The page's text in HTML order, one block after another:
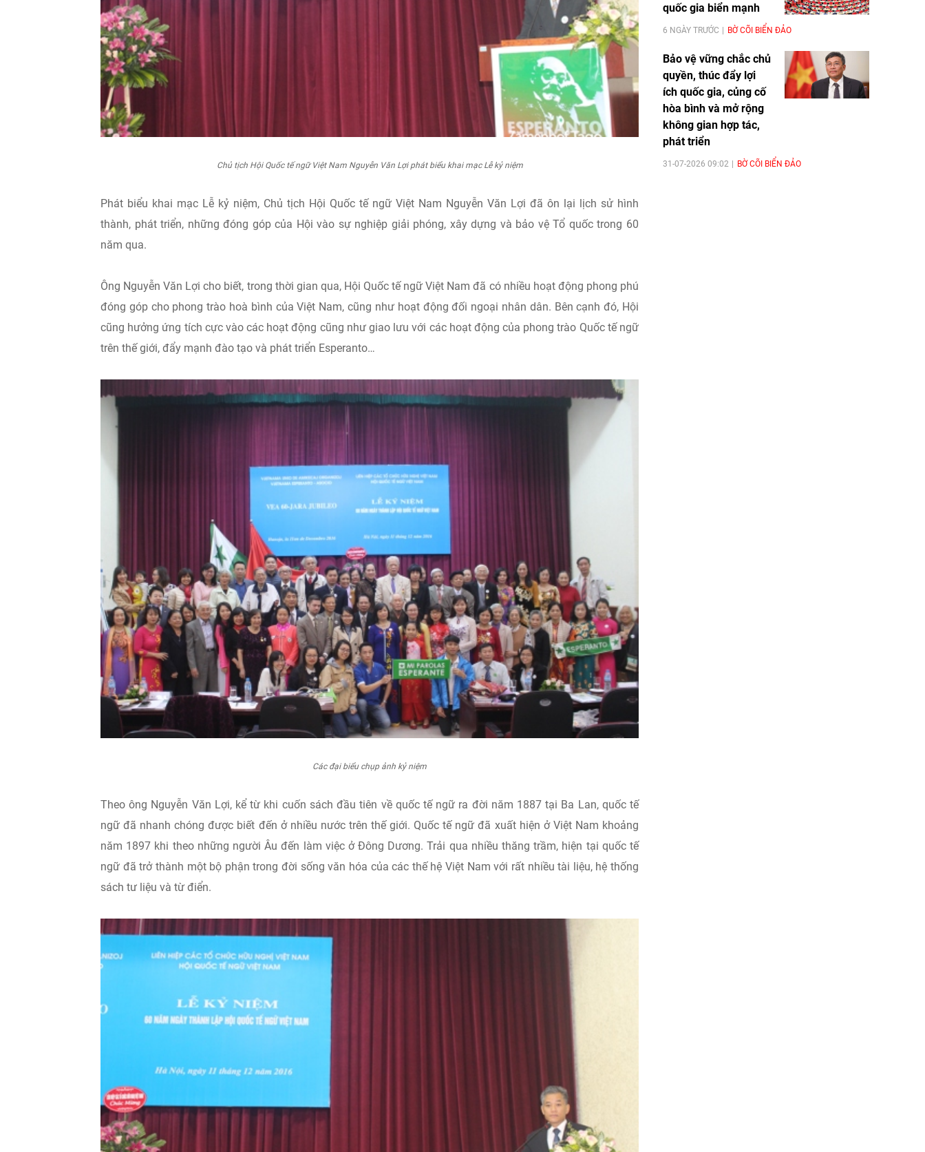
Chủ tịch Hội Quốc tế ngữ Việt Nam Nguyễn Văn Lợi phát biểu khai mạc Lễ kỷ niệm
Phát biểu khai mạc Lễ kỷ niệm, Chủ tịch Hội Quốc tế ngữ Việt Nam Nguyễn Văn Lợi đã ôn lại lịch sử hình
thành, phát triển, những đóng góp của Hội vào sự nghiệp giải phóng, xây dựng và bảo vệ Tổ quốc trong 60
năm qua.
Ông Nguyễn Văn Lợi cho biết, trong thời gian qua, Hội Quốc tế ngữ Việt Nam đã có nhiều hoạt động phong phú
đóng góp cho phong trào hoà bình của Việt Nam, cũng như hoạt động đối ngoại nhân dân. Bên cạnh đó, Hội
cũng hưởng ứng tích cực vào các hoạt động cũng như giao lưu với các hoạt động của phong trào Quốc tế ngữ
trên thế giới, đẩy mạnh đào tạo và phát triển Esperanto…
Các đại biểu chụp ảnh kỷ niệm
Theo ông Nguyễn Văn Lợi, kể từ khi cuốn sách đầu tiên về quốc tế ngữ ra đời năm 1887 tại Ba Lan, quốc tế
ngữ đã nhanh chóng được biết đến ở nhiều nước trên thế giới. Quốc tế ngữ đã xuất hiện ở Việt Nam khoảng
năm 1897 khi theo những người Âu đến làm việc ở Đông Dương. Trải qua nhiều thăng trầm, hiện tại quốc tế
ngữ đã trở thành một bộ phận trong đời sống văn hóa của các thế hệ Việt Nam với rất nhiều tài liệu, hệ thống
sách tư liệu và từ điển.
quốc gia biển mạnh
6 NGÀY TRƯỚC BỜ CÕI BIỂN ĐẢO
Bảo vệ vững chắc chủ
quyền, thúc đẩy lợi
ích quốc gia, củng cố
hòa bình và mở rộng
không gian hợp tác,
phát triển
31-07-2026 09:02 BỜ CÕI BIỂN ĐẢO